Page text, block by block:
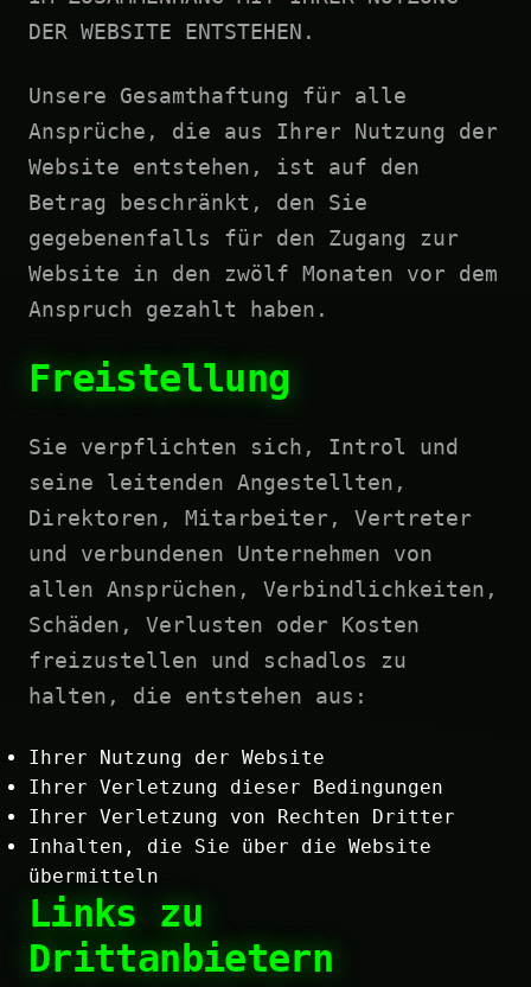
DER WEBSITE ENTSTEHEN.
Unsere Gesamthaftung für alle
Ansprüche, die aus Ihrer Nutzung der
Website entstehen, ist auf den
Betrag beschränkt, den Sie
gegebenenfalls für den Zugang zur
Website in den zwölf Monaten vor dem
Anspruch gezahlt haben.
Freistellung
Sie verpflichten sich, Introl und
seine leitenden Angestellten,
Direktoren, Mitarbeiter, Vertreter
und verbundenen Unternehmen von
allen Ansprüchen, Verbindlichkeiten,
Schäden, Verlusten oder Kosten
freizustellen und schadlos zu
halten, die entstehen aus:
Ihrer Nutzung der Website
Ihrer Verletzung dieser Bedingungen
Ihrer Verletzung von Rechten Dritter
Inhalten, die Sie über die Website
übermitteln
Links zu
Drittanbietern